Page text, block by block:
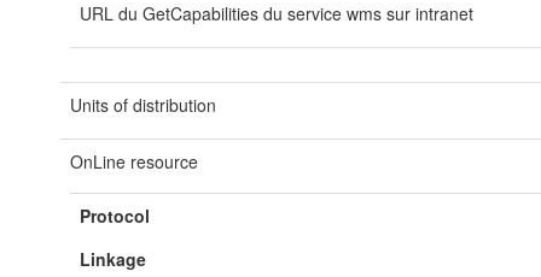
URL du GetCapabilities du service wms sur intranet
Units of distribution
OnLine resource
Protocol
Linkage